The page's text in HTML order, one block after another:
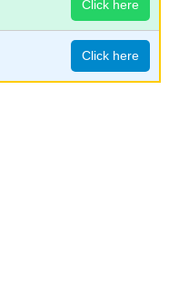
Click here
Click here